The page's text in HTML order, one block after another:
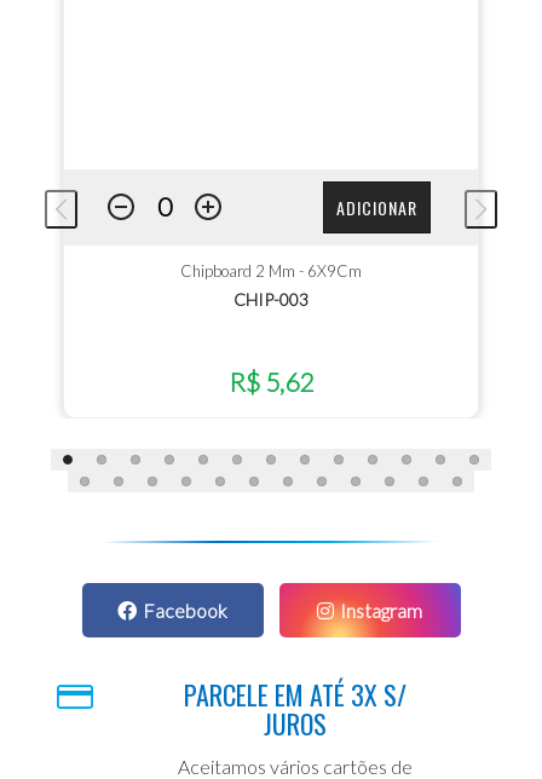
ADICIONAR
Chipboard 2 Mm - 6X9Cm
CHIP-003
R$ 5,62
Facebook Instagram
PARCELE EM ATÉ 3X S/
JUROS
Aceitamos vários cartões de